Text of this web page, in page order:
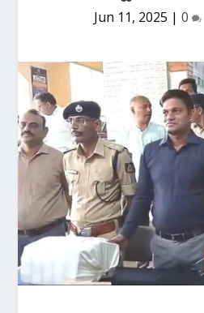
Jun 11, 2025 | 0